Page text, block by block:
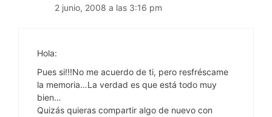
2 junio, 2008 a las 3:16 pm
Hola:
Pues si!!!No me acuerdo de ti, pero resfréscame
la memoria…La verdad es que está todo muy
bien…
Quizás quieras compartir algo de nuevo con